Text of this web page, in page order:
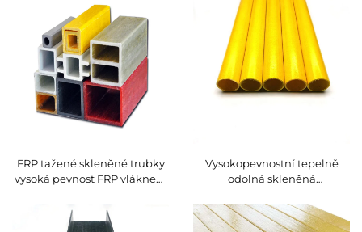
vlečky
FRP tažené skleněné trubky
vysoká pevnost FRP vláknem
profilem
Vysokopevnostní tepelně
odolná skleněná